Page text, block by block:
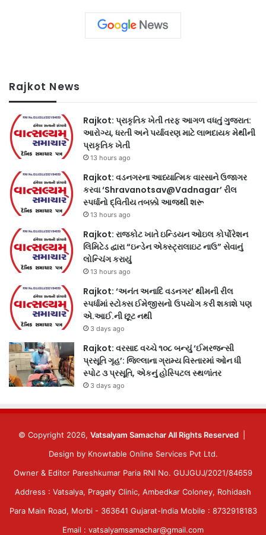
Rajkot News
Rajkot: પ્રાકૃતિક ખેતી તરફ આગળ વધતું ગુજરાત:
આરોગ્ય, ધરતી અને પર્યાવરણ માટે લાભદાયક મેથીની
પ્રાકૃતિક ખેતી
13 hours ago
Rajkot: વડનગરના આધ્યાત્મિક વારસાને ઉજાગર
કરવા ‘Shravanotsav@Vadnagar’ રીલ
સ્પર્ધાનો દ્વિતીય તબક્કો આજથી શરૂ
13 hours ago
Rajkot: રાજકોટ ખાતે ઇન્ડિયન ઓઇલ કોર્પોરેશન
લિમિટેડ દ્વારા “ઇન્ડેન એક્સ્ટ્રાલાઇટ નાઉ” સેવાનું
લોન્ચિંગ કરાયું
13 hours ago
Rajkot: ‘અનંત અનાદિ વડનગર’ થીમની રીલ
સ્પર્ધામાં સ્ટોક્સ ઈમેજીસનો ઉપયોગ કરી શકાશે પણ
એ.આઈ.ની છૂટ નથી
3 days ago
Rajkot: વરસાદ વચ્ચે ૧૦૮ બન્યું ‘ઈમરજન્સી
પ્રસૂતિ ગૃહ’: જિલ્લાના ગ્રામ્ય વિસ્તારમાં ઓન ધી
સ્પોટ ૩ પ્રસૂતિ, એકનું હોસ્પિટલ સ્થળાંતર
3 days ago
© Copyright 2026, Vatsalyam Samachar All Rights Reserved
Design by Knowtable Online Services Pvt Ltd.
Owner & Editor Pareshkumar Paria RNI No. GUJGUJ/2021/84659
Address : Vatsalya, Pragaty Clinic, Ambedkar Coloney, Rohidash
Para Main Road, Morbi - 363641 Gujarat-India Mobile : 8732918183
Email : vatsalyamsamachar@gmail.com